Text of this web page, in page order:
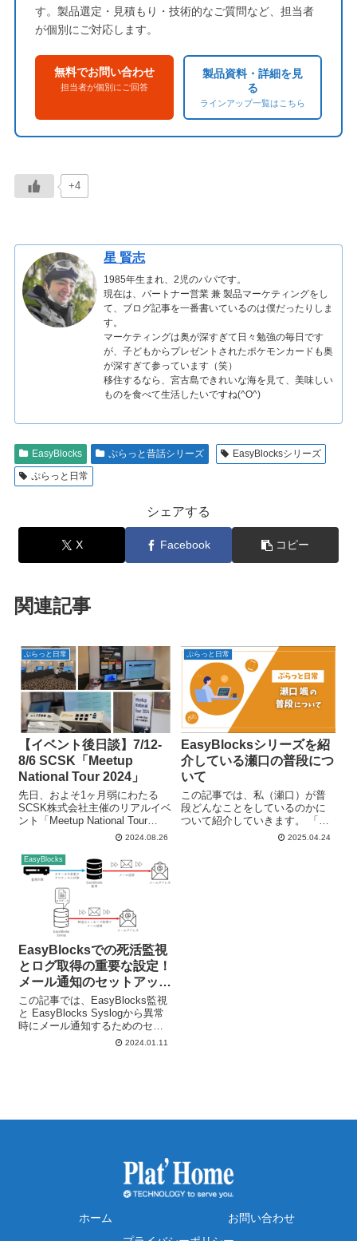
す。製品選定・見積もり・技術的なご質問など、担当者
が個別にご対応します。
無料でお問い合わせ
担当者が個別にご回答
製品資料・詳細を見
る
ラインアップ一覧はこちら
+4
星 賢志
1985年生まれ、2児のパパです。
現在は、パートナー営業 兼 製品マーケティングをし
て、ブログ記事を一番書いているのは僕だったりしま
す。
マーケティングは奥が深すぎて日々勉強の毎日です
が、子どもからプレゼントされたポケモンカードも奥
が深すぎて参っています（笑）
移住するなら、宮古島できれいな海を見て、美味しい
ものを食べて生活したいですね(^O^)
EasyBlocks ぷらっと昔話シリーズ
EasyBlocksシリーズ
ぷらっと日常
シェアする
X Facebook コピー
関連記事
ぷらっと日常
【イベント後日談】7/12-
8/6 SCSK「Meetup
National Tour 2024」
先日、およそ1ヶ月弱にわたる
SCSK株式会社主催のリアルイベ
ント「Meetup National Tour
2024」が無事に終了いたしまし
として、全6日程の様子を写真も
りもりでお届けしたいと思いま
す！（おま...
2024.08.26
ぷらっと日常
EasyBlocksシリーズを紹
介している瀬口の普段につ
いて
この記事では、私（瀬口）が普
段どんなことをしているのかに
ついて紹介していきます。 「瀬
口 颯」が筆者となる記事をみて
2025.04.24
EasyBlocks
EasyBlocksでの死活監視
とログ取得の重要な設定！
メール通知のセットアップ
方法
この記事では、EasyBlocks監視
と EasyBlocks Syslogから異常
時にメール通知するためのセッ
トアップ方法について紹介して
2024.01.11
ホーム
お問い合わせ